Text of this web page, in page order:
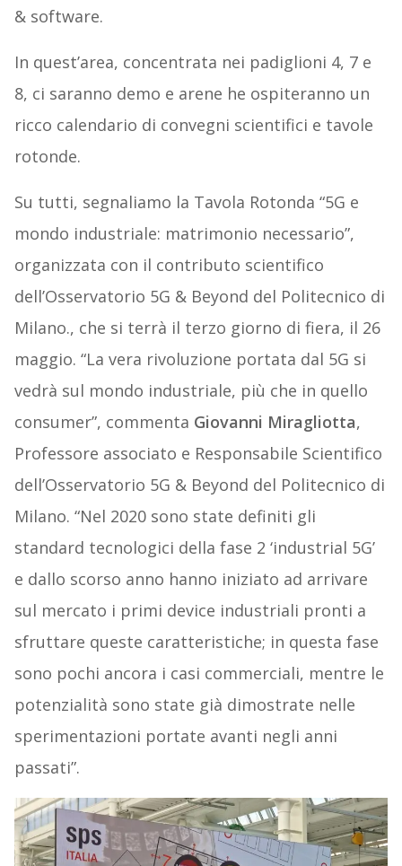
& software.
In quest’area, concentrata nei padiglioni 4, 7 e
8, ci saranno demo e arene he ospiteranno un
ricco calendario di convegni scientifici e tavole
rotonde.
Su tutti, segnaliamo la Tavola Rotonda “5G e
mondo industriale: matrimonio necessario”,
organizzata con il contributo scientifico
dell’Osservatorio 5G & Beyond del Politecnico di
Milano., che si terrà il terzo giorno di fiera, il 26
maggio. “La vera rivoluzione portata dal 5G si
vedrà sul mondo industriale, più che in quello
consumer”, commenta Giovanni Miragliotta,
Professore associato e Responsabile Scientifico
dell’Osservatorio 5G & Beyond del Politecnico di
Milano. “Nel 2020 sono state definiti gli
standard tecnologici della fase 2 ‘industrial 5G’
e dallo scorso anno hanno iniziato ad arrivare
sul mercato i primi device industriali pronti a
sfruttare queste caratteristiche; in questa fase
sono pochi ancora i casi commerciali, mentre le
potenzialità sono state già dimostrate nelle
sperimentazioni portate avanti negli anni
passati”.